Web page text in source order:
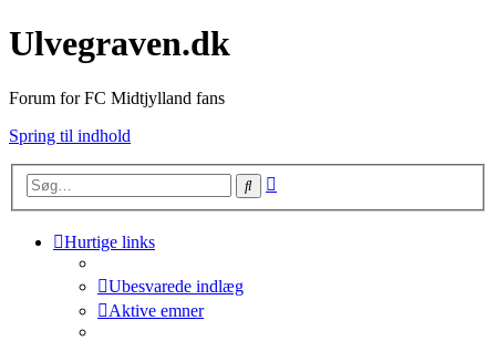
Ulvegraven.dk
Forum for FC Midtjylland fans
Spring til indhold
Søg
Hurtige links
Ubesvarede indlæg
Aktive emner